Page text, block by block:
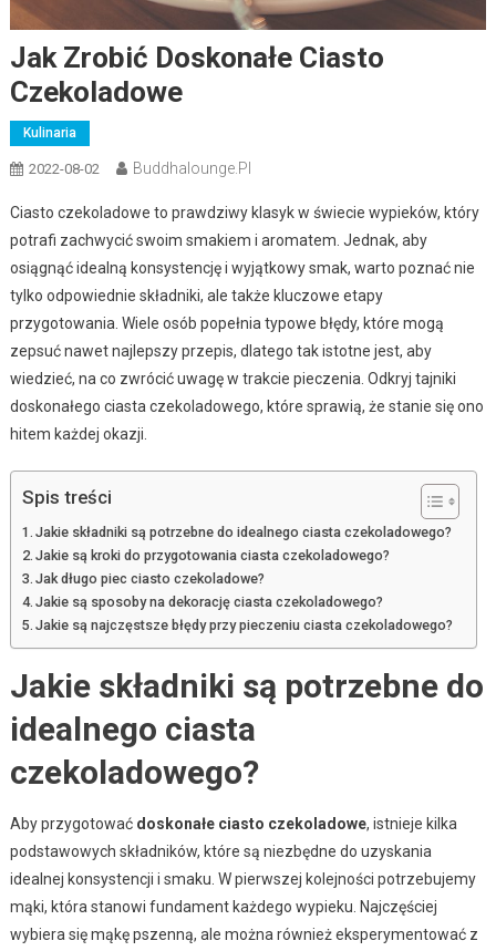
Jak Zrobić Doskonałe Ciasto
Czekoladowe
Kulinaria
2022-08-02 Buddhalounge.pl
Ciasto czekoladowe to prawdziwy klasyk w świecie wypieków, który
potrafi zachwycić swoim smakiem i aromatem. Jednak, aby
osiągnąć idealną konsystencję i wyjątkowy smak, warto poznać nie
tylko odpowiednie składniki, ale także kluczowe etapy
przygotowania. Wiele osób popełnia typowe błędy, które mogą
zepsuć nawet najlepszy przepis, dlatego tak istotne jest, aby
wiedzieć, na co zwrócić uwagę w trakcie pieczenia. Odkryj tajniki
doskonałego ciasta czekoladowego, które sprawią, że stanie się ono
hitem każdej okazji.
Spis treści
Jakie składniki są potrzebne do idealnego ciasta czekoladowego?
Jakie są kroki do przygotowania ciasta czekoladowego?
Jak długo piec ciasto czekoladowe?
Jakie są sposoby na dekorację ciasta czekoladowego?
Jakie są najczęstsze błędy przy pieczeniu ciasta czekoladowego?
Jakie składniki są potrzebne do
idealnego ciasta
czekoladowego?
Aby przygotować doskonałe ciasto czekoladowe, istnieje kilka
podstawowych składników, które są niezbędne do uzyskania
idealnej konsystencji i smaku. W pierwszej kolejności potrzebujemy
mąki, która stanowi fundament każdego wypieku. Najczęściej
wybiera się mąkę pszenną, ale można również eksperymentować z